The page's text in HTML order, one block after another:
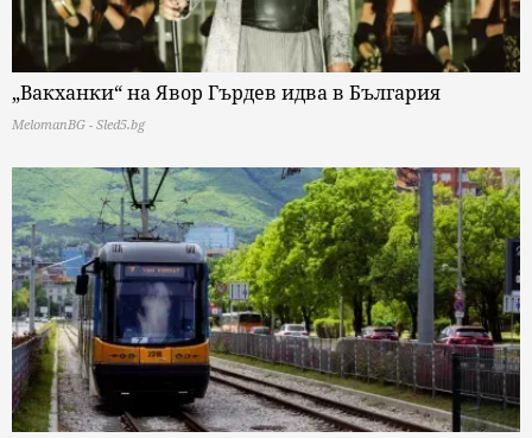
„Вакханки“ на Явор Гърдев идва в България
MelomanBG - Sled5.bg